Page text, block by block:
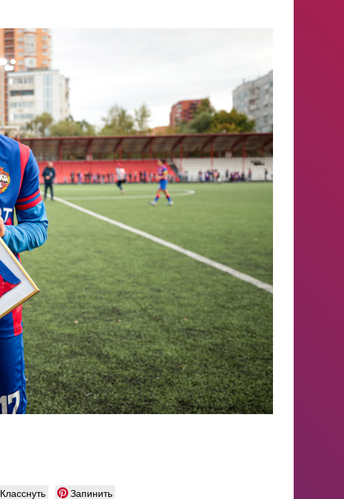
Класснуть Запинить